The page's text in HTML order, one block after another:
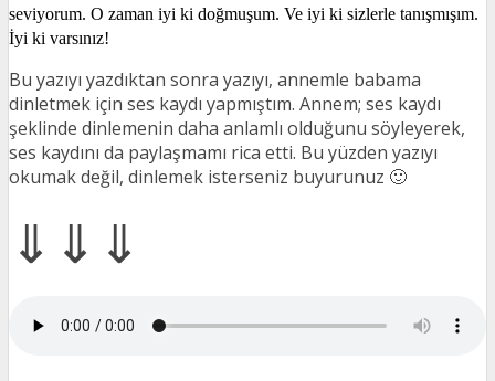
seviyorum. O zaman iyi ki doğmuşum. Ve iyi ki sizlerle tanışmışım.
İyi ki varsınız!
Bu yazıyı yazdıktan sonra yazıyı, annemle babama
dinletmek için ses kaydı yapmıştım. Annem; ses kaydı
şeklinde dinlemenin daha anlamlı olduğunu söyleyerek,
ses kaydını da paylaşmamı rica etti. Bu yüzden yazıyı
okumak değil, dinlemek isterseniz buyurunuz 🙂
⇓ ⇓ ⇓